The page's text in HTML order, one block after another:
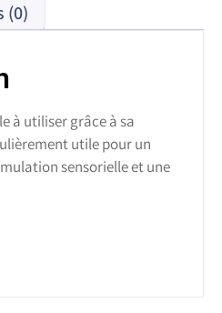
(0)
à utiliser grâce à sa
utile pour un
sensorielle et une